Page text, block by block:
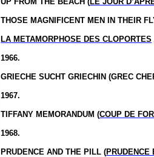
THOSE MAGNIFICENT MEN IN THEIR
LA METAMORPHOSE DES CLOPORTES
1966.
GRIECHE SUCHT GRIECHIN (GREC
1967.
TIFFANY MEMORANDUM (COUP DE
1968.
PRUDENCE AND THE PILL (